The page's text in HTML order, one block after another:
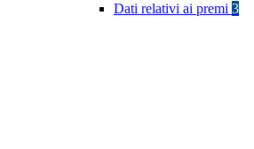
Dati relativi ai premi 3